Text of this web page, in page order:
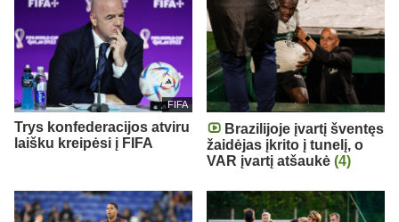
FIFA
Trys konfederacijos atviru
laišku kreipėsi į FIFA
Brazilijoje įvartį šventęs
žaidėjas įkrito į tunelį, o
VAR įvartį atšaukė (4)